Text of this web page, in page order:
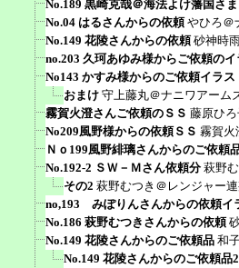
No.189 黒崎克哉＠海法よけ藩国さ
No.04 はるさんからの依頼 やひろ＠
No.149 花陵さんからの依頼 砂神時
no.203 久珂あゆみ様からご依頼のイ
No143 かすみ様からのご依頼イラス
おまけ 守上藤丸＠ナニワアーム
霧賀火澄さんご依頼のＳＳ 藤原ひ
No209風野様からの依頼ＳＳ 霧賀火
Ｎｏ199風野緋璃さんからのご依頼
No.192-2 ＳＷ－Ｍさん依頼分 萩野
その2 萩野むつき＠レンジャー
no,193 みぽりんさんからの依頼イ
No.186 萩野むつきさんからの依頼
No.149 花陵さんからのご依頼品 和
No.149 花陵さんからのご依頼品2